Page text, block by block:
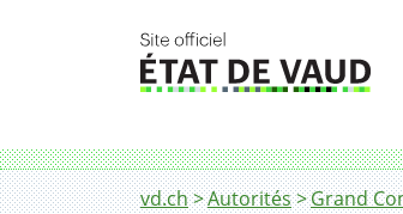
Fil d'Ariane
vd.ch Autorités Grand